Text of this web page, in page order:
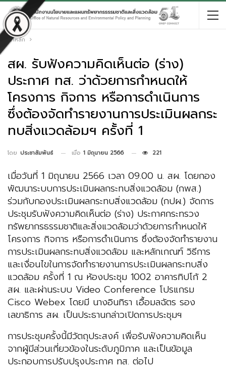
หน้าหลัก
สผ. รับฟังความคิดเห็นต่อ (ร่าง)
ประกาศ ทส. ว่าด้วยการกำหนดให้
โครงการ กิจการ หรือการดำเนินการ
ซึ่งต้องจัดทำรายงานการประเมินผลกระ
ทบสิ่งแวดล้อมฯ ครั้งที่ 1
โดย ประชาสัมพันธ์ เมื่อ 1 มิถุนายน 2566 221
เมื่อวันที่ 1 มิถุนายน 2566 เวลา 09.00 น. สผ. โดยกอง
พัฒนาระบบการประเมินผลกระทบสิ่งแวดล้อม (กพส.)
ร่วมกับกองประเมินผลกระทบสิ่งแวดล้อม (กปผ.) จัดการ
ประชุมรับฟังความคิดเห็นต่อ (ร่าง) ประกาศกระทรวง
ทรัพยากรธรรมชาติและสิ่งแวดล้อมว่าด้วยการกำหนดให้
โครงการ กิจการ หรือการดำเนินการ ซึ่งต้องจัดทำรายงาน
การประเมินผลกระทบสิ่งแวดล้อม และหลักเกณฑ์ วิธีการ
และเงื่อนไขในการจัดทำรายงานการประเมินผลกระทบสิ่ง
แวดล้อม ครั้งที่ 1 ณ ห้องประชุม 1002 อาคารทิปโก้ 2
สผ. และผ่านระบบ Video Conference โปรแกรม
Cisco Webex โดยมี นางอินทิรา เอื้อมลฉัตร รอง
เลขาธิการ สผ. เป็นประธานกล่าวเปิดการประชุมฯ
การประชุมครั้งนี้มีวัตถุประสงค์ เพื่อรับฟังความคิดเห็น
จากผู้มีส่วนเกี่ยวข้องในระดับภูมิภาค และเป็นข้อมูล
ประกอบการปรับปรุงประกาศ ทส. ต่อไป